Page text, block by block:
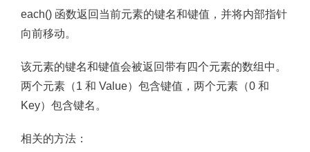
each() 函数返回当前元素的键名和键值，并将内部指针
向前移动。
该元素的键名和键值会被返回带有四个元素的数组中。
两个元素（1 和 Value）包含键值，两个元素（0 和
Key）包含键名。
相关的方法：